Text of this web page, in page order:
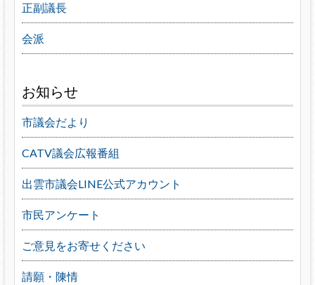
正副議長
会派
お知らせ
市議会だより
CATV議会広報番組
出雲市議会LINE公式アカウント
市民アンケート
ご意見をお寄せください
請願・陳情